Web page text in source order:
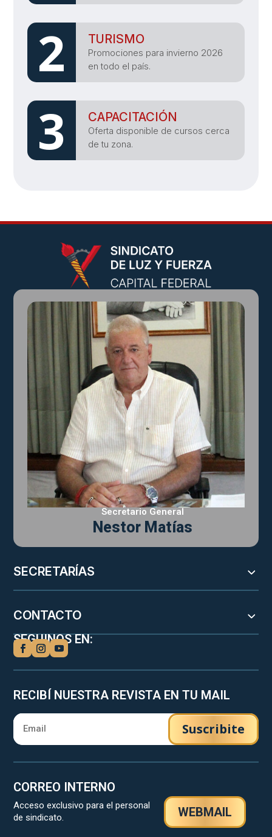
2 TURISMO
Promociones para invierno 2026
en todo el país.
3 CAPACITACIÓN
Oferta disponible de cursos cerca
de tu zona.
Secretario General
Nestor Matías
SECRETARÍAS
CONTACTO
SEGUINOS EN:
RECIBÍ NUESTRA REVISTA EN TU MAIL
Suscribite
CORREO INTERNO
Acceso exclusivo para el personal
de sindicato.
WEBMAIL